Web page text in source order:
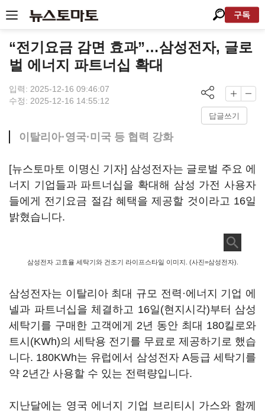
구독
“전기요금 감면 효과”…삼성전자, 글로
벌 에너지 파트너십 확대
입력: 2025-12-16 09:46:07
수정: 2025-12-16 14:55:12
답글쓰기
이탈리아·영국·미국 등 협력 강화
[뉴스토마토 이명신 기자] 삼성전자는 글로벌 주요 에
너지 기업들과 파트너십을 확대해 삼성 가전 사용자
들에게 전기요금 절감 혜택을 제공할 것이라고 16일
밝혔습니다.
삼성전자 고효율 세탁기와 건조기 라이프스타일 이미지. (사진=삼성전자).
삼성전자는 이탈리아 최대 규모 전력·에너지 기업 에
넬과 파트너십을 체결하고 16일(현지시각)부터 삼성
세탁기를 구매한 고객에게 2년 동안 최대 180킬로와
트시(KWh)의 세탁용 전기를 무료로 제공하기로 했습
니다. 180KWh는 유럽에서 삼성전자 A등급 세탁기를
약 2년간 사용할 수 있는 전력량입니다.
지난달에는 영국 에너지 기업 브리티시 가스와 함께